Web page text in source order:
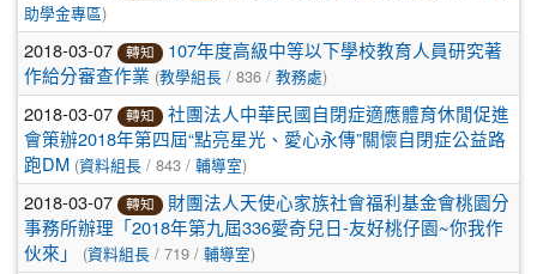
助學金專區)
2018-03-07 轉知
107年度高級中等以下學校教育人員研究著
作給分審查作業 (教學組長 / 836 / 教務處)
2018-03-07 轉知
社團法人中華民國自閉症適應體育休閒促進
會策辦2018年第四屆“點亮星光、愛心永傳”關懷自閉症公益路
跑DM (資料組長 / 843 / 輔導室)
2018-03-07 轉知
財團法人天使心家族社會福利基金會桃園分
事務所辦理「2018年第九屆336愛奇兒日-友好桃仔園~你我作
伙來」
(資料組長 / 719 / 輔導室)